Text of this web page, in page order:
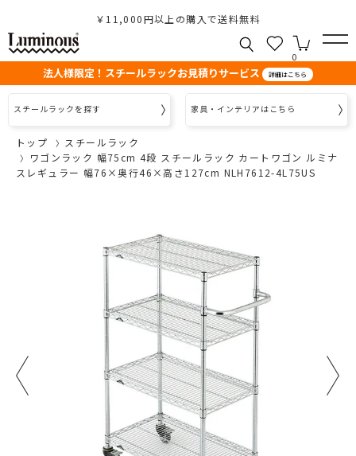
￥11,000円以上の購入で送料無料
0
法人様限定！スチールラックお見積りサービス 詳細はこちら
スチールラックを探す 家具・インテリアはこちら
トップ
スチールラック
ワゴンラック 幅75cm 4段 スチールラック カートワゴン ルミナ
スレギュラー 幅76×奥行46×高さ127cm NLH7612-4L75US